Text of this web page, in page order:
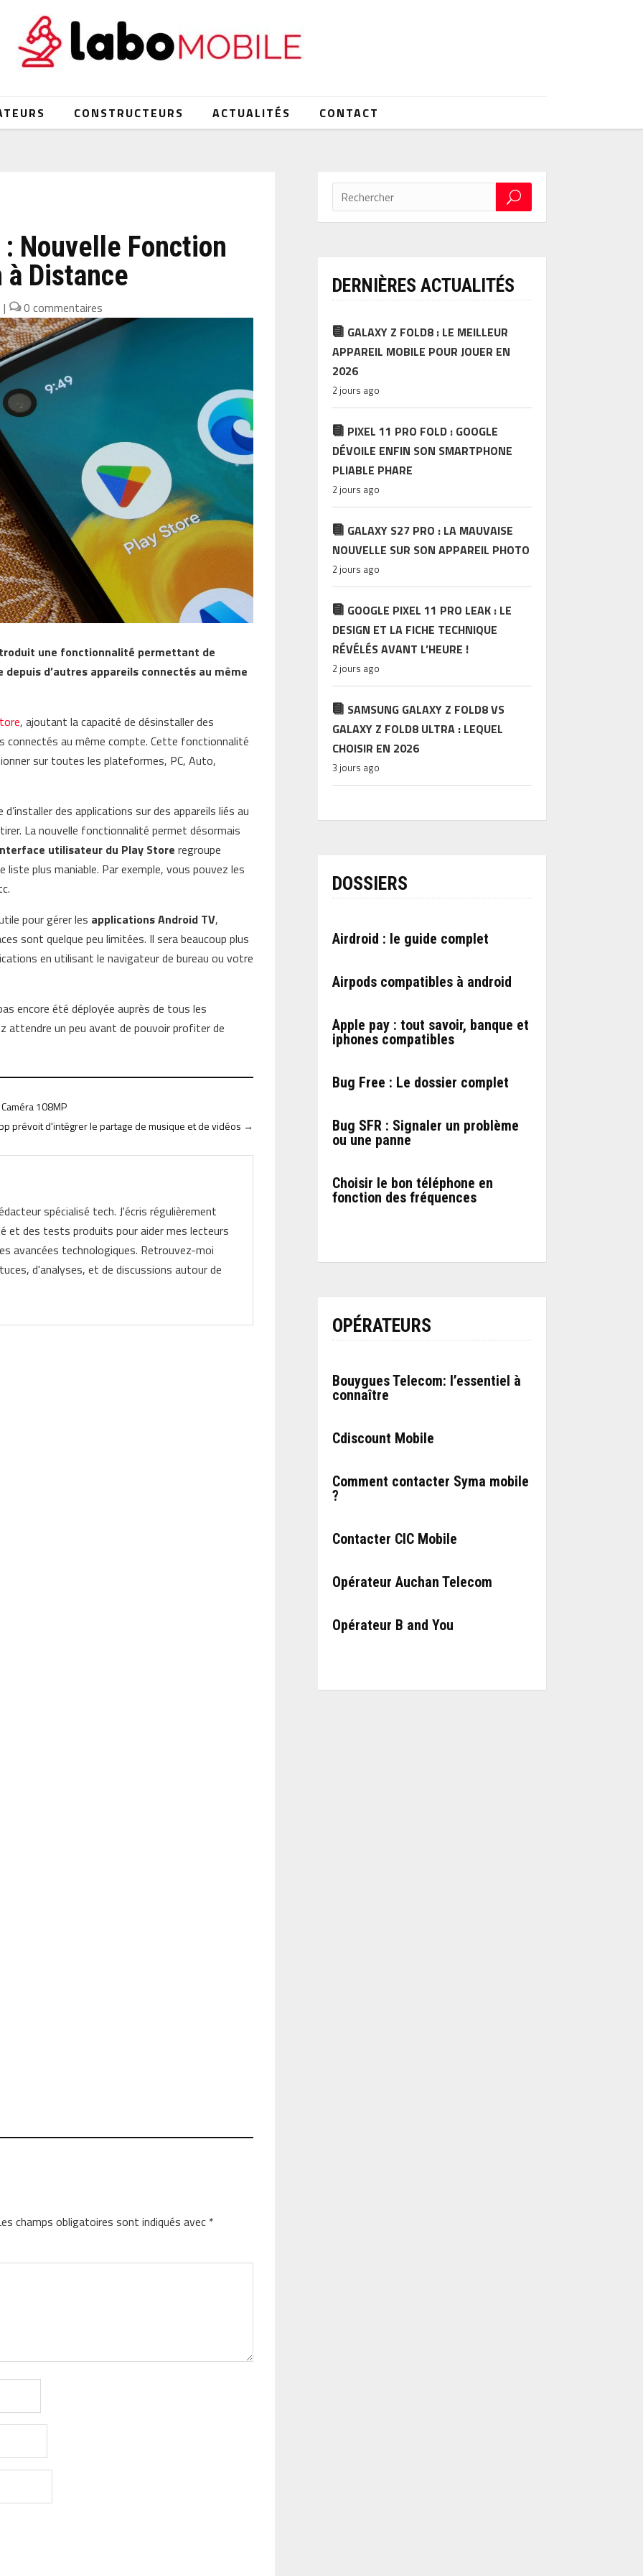
CONSTRUCTEURS ACTUALITÉS CONTACT
Nouvelle Fonction
Distance
| 0 commentaires
une fonctionnalité permettant de
d’autres appareils connectés au même
, ajoutant la capacité de désinstaller des
connectés au même compte. Cette fonctionnalité
sur toutes les plateformes, PC, Auto,
des applications sur des appareils liés au
La nouvelle fonctionnalité permet désormais
utilisateur du Play Store regroupe
plus maniable. Par exemple, vous pouvez les
pour gérer les applications Android TV,
sont quelque peu limitées. Il sera beaucoup plus
en utilisant le navigateur de bureau ou votre
encore été déployée auprès de tous les
attendre un peu avant de pouvoir profiter de
108MP
prévoit d'intégrer le partage de musique et de vidéos →
spécialisé tech. J'écris régulièrement
et des tests produits pour aider mes lecteurs
avancées technologiques. Retrouvez-moi
d'analyses, et de discussions autour de
champs obligatoires sont indiqués avec *
DERNIÈRES ACTUALITÉS
GALAXY Z FOLD8 : LE MEILLEUR
APPAREIL MOBILE POUR JOUER EN
2026
2 jours ago
PIXEL 11 PRO FOLD : GOOGLE
DÉVOILE ENFIN SON SMARTPHONE
PLIABLE PHARE
2 jours ago
GALAXY S27 PRO : LA MAUVAISE
NOUVELLE SUR SON APPAREIL PHOTO
2 jours ago
GOOGLE PIXEL 11 PRO LEAK : LE
DESIGN ET LA FICHE TECHNIQUE
RÉVÉLÉS AVANT L’HEURE !
2 jours ago
SAMSUNG GALAXY Z FOLD8 VS
GALAXY Z FOLD8 ULTRA : LEQUEL
CHOISIR EN 2026
3 jours ago
DOSSIERS
Airdroid : le guide complet
Airpods compatibles à android
Apple pay : tout savoir, banque et
iphones compatibles
Bug Free : Le dossier complet
Bug SFR : Signaler un problème
ou une panne
Choisir le bon téléphone en
fonction des fréquences
OPÉRATEURS
Bouygues Telecom: l’essentiel à
connaître
Cdiscount Mobile
Comment contacter Syma mobile
?
Contacter CIC Mobile
Opérateur Auchan Telecom
Opérateur B and You